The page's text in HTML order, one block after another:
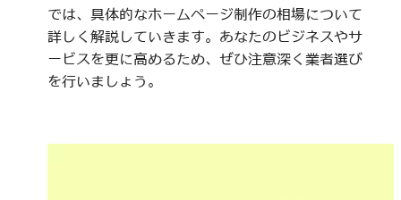
では、具体的なホームページ制作の相場について
詳しく解説していきます。あなたのビジネスやサ
ービスを更に高めるため、ぜひ注意深く業者選び
を行いましょう。